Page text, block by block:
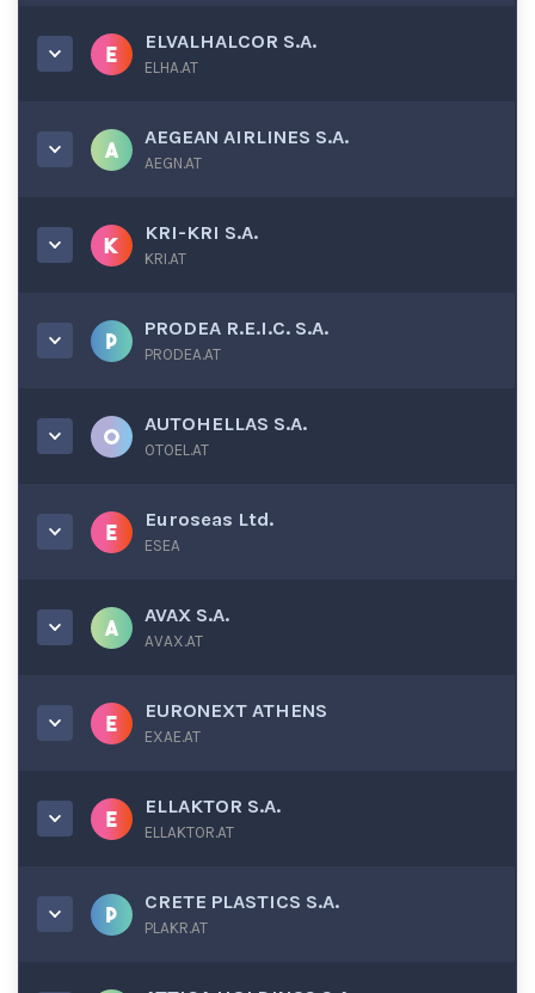
ELVALHALCOR S.A.
ELHA.AT
AEGEAN AIRLINES S.A.
AEGN.AT
KRI-KRI S.A.
KRI.AT
PRODEA R.E.I.C. S.A.
PRODEA.AT
AUTOHELLAS S.A.
OTOEL.AT
Euroseas Ltd.
ESEA
AVAX S.A.
AVAX.AT
EURONEXT ATHENS
EXAE.AT
ELLAKTOR S.A.
ELLAKTOR.AT
CRETE PLASTICS S.A.
PLAKR.AT